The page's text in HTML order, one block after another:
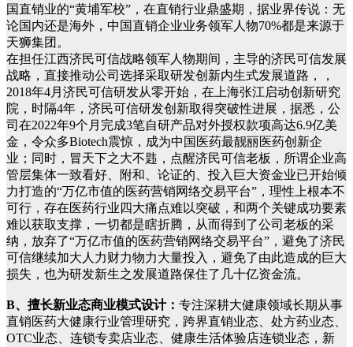
国直销业的“黄埔军校”，在直销行业鼎盛期，据业界传说：无
论国内还是海外，中国直销企业业务领军人物70%都是来源于
天狮集团。
在担任江西济民可信战略领军人物期间，主导的济民可信发展
战略，直接推动公司选择采取研发创新内生式发展道路，，
2018年4月济民可信研发从零开始，在上海张江启动创新研究
院，时隔4年，济民可信研发创新取得突破性进展，据悉，公
司在2022年9个月完成3笔自研产品对外授权款项高达6.9亿美
金，令众多Biotech震惊，成为中国医药最靓丽医药创新企
业；同时，冒天下之大不韪，点醒济民可信老板，所谓企业高
管层集体一致看好、附和、论证的、投入巨大资金业已开始倾
力打造的“万亿市值的医药营销网络交易平台”，理性上根本不
可行，存在医药行业四大痛点难以突破，和两个关键成功要素
难以获取支撑，一切都是瞎折腾，从而得到了公司老板的采
纳，放弃了“万亿市值的医药营销网络交易平台”，避免了济民
可信继续加大人力财力物力大量投入，避免了由此造成的巨大
损失，也为研发新生之发展道路保住了几十亿资金流。
B、擅长新业态商业模式设计： 专注深耕大健康领域长期从事
直销医药大健康行业管理研究，跨界直销业态、处方药业态、
OTC业态、连锁专卖店业态、健康生活体验店连锁业态，新